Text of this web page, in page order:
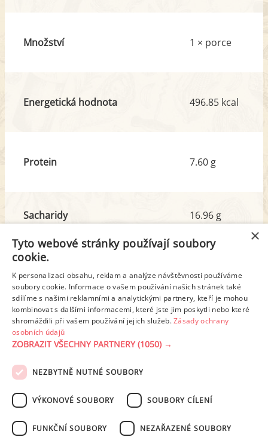
Množství 1 × porce
Energetická hodnota 496.85 kcal
Protein 7.60 g
Sacharidy
z toho cukr
16.96 g
10.24 g
Tuk
z toho nas. mastné kyseliny
45.08 g
24.91 g
Detailní rozpis
PODMÍNKY UŽITÍ ZÁSADY OCHRANY OSOBNÍCH ÚDAJŮ
NASTAVENÍ COOKIES
×
Tyto webové stránky používají soubory
cookie.
K personalizaci obsahu, reklam a analýze návštěvnosti používáme
soubory cookie. Informace o vašem používání našich stránek také
sdílíme s našimi reklamními a analytickými partnery, kteří je mohou
kombinovat s dalšími informacemi, které jste jim poskytli nebo které
shromáždili při vašem používání jejich služeb.Zásady ochrany
osobních údajů
ZOBRAZIT VŠECHNY PARTNERY(1050) →
NEZBYTNĚ NUTNÉ SOUBORY
VÝKONOVÉ SOUBORY SOUBORY CÍLENÍ
FUNKČNÍ SOUBORY NEZAŘAZENÉ SOUBORY